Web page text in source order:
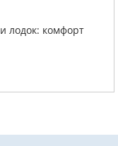
лодок: комфорт